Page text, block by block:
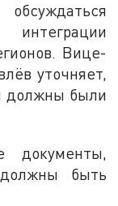
Вице-
уточняет,
должны были
документы,
быть